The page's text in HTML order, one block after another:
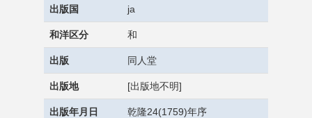
出版国 ja
和洋区分 和
出版 同人堂
出版地 [出版地不明]
出版年月日 乾隆24(1759)年序